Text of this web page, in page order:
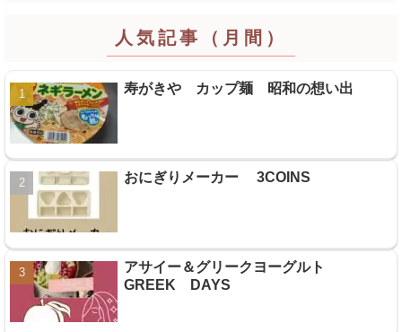
人気記事（月間）
寿がきや カップ麺 昭和の想い出
おにぎりメーカー 3COINS
アサイー＆グリークヨーグルト
GREEK DAYS